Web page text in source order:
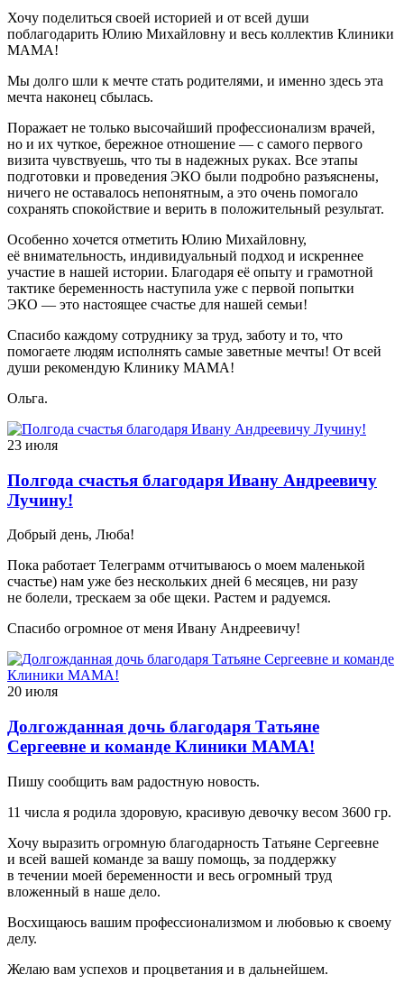
Хочу поделиться своей историей и от всей души
поблагодарить Юлию Михайловну и весь коллектив Клиники
МАМА!
Мы долго шли к мечте стать родителями, и именно здесь эта
мечта наконец сбылась.
Поражает не только высочайший профессионализм врачей,
но и их чуткое, бережное отношение — с самого первого
визита чувствуешь, что ты в надежных руках. Все этапы
подготовки и проведения ЭКО были подробно разъяснены,
ничего не оставалось непонятным, а это очень помогало
сохранять спокойствие и верить в положительный результат.
Особенно хочется отметить Юлию Михайловну,
её внимательность, индивидуальный подход и искреннее
участие в нашей истории. Благодаря её опыту и грамотной
тактике беременность наступила уже с первой попытки
ЭКО — это настоящее счастье для нашей семьи!
Спасибо каждому сотруднику за труд, заботу и то, что
помогаете людям исполнять самые заветные мечты! От всей
души рекомендую Клинику МАМА!
Ольга.
23 июля
Полгода счастья благодаря Ивану Андреевичу
Лучину!
Добрый день, Люба!
Пока работает Телеграмм отчитываюсь о моем маленькой
счастье) нам уже без нескольких дней 6 месяцев, ни разу
не болели, трескаем за обе щеки. Растем и радуемся.
Спасибо огромное от меня Ивану Андреевичу!
20 июля
Долгожданная дочь благодаря Татьяне
Сергеевне и команде Клиники МАМА!
Пишу сообщить вам радостную новость.
11 числа я родила здоровую, красивую девочку весом 3600 гр.
Хочу выразить огромную благодарность Татьяне Сергеевне
и всей вашей команде за вашу помощь, за поддержку
в течении моей беременности и весь огромный труд
вложенный в наше дело.
Восхищаюсь вашим профессионализмом и любовью к своему
делу.
Желаю вам успехов и процветания и в дальнейшем.